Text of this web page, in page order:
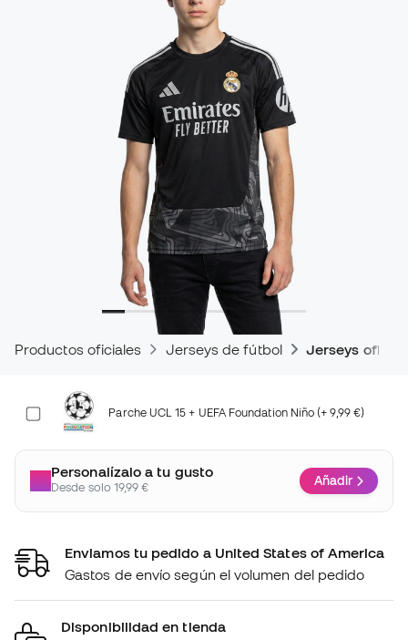
Productos oficiales Jerseys de fútbol Jerseys
Parche UCL 15 + UEFA Foundation Niño (+ 9,99 €)
Personalízalo a tu gusto
Desde solo 19,99 € Añadir
Enviamos tu pedido a United States of America
Gastos de envío según el volumen del pedido
Disponibilidad en tienda